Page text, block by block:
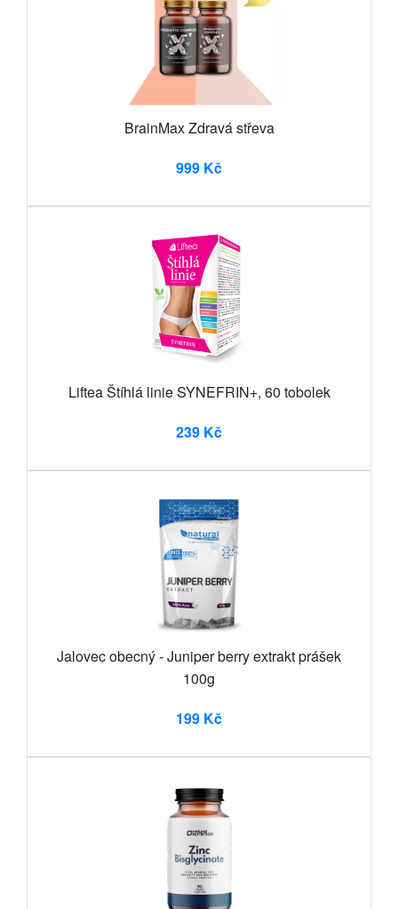
BrainMax Zdravá střeva
999 Kč
Liftea Štíhlá linie SYNEFRIN+, 60 tobolek
239 Kč
Jalovec obecný - Juniper berry extrakt prášek
100g
199 Kč